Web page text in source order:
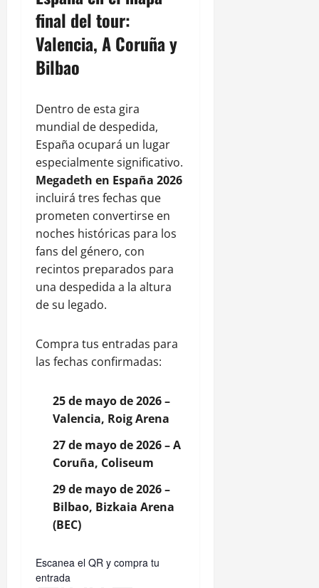
final del tour:
Valencia, A Coruña y
Bilbao
Dentro de esta gira
mundial de despedida,
España ocupará un lugar
especialmente significativo.
Megadeth en España 2026
incluirá tres fechas que
prometen convertirse en
noches históricas para los
fans del género, con
recintos preparados para
una despedida a la altura
de su legado.
Compra tus entradas para
las fechas confirmadas:
25 de mayo de 2026 –
Valencia, Roig Arena
27 de mayo de 2026 – A
Coruña, Coliseum
29 de mayo de 2026 –
Bilbao, Bizkaia Arena
(BEC)
Escanea el QR y compra tu
entrada